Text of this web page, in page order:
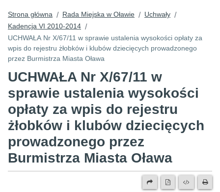
Strona główna / Rada Miejska w Oławie / Uchwały /
Kadencja VI 2010-2014 /
UCHWAŁA Nr X/67/11 w sprawie ustalenia wysokości opłaty za
wpis do rejestru żłobków i klubów dziecięcych prowadzonego
przez Burmistrza Miasta Oława
UCHWAŁA Nr X/67/11 w
sprawie ustalenia wysokości
opłaty za wpis do rejestru
żłobków i klubów dziecięcych
prowadzonego przez
Burmistrza Miasta Oława